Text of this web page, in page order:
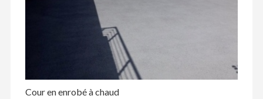
Cour en enrobé à chaud